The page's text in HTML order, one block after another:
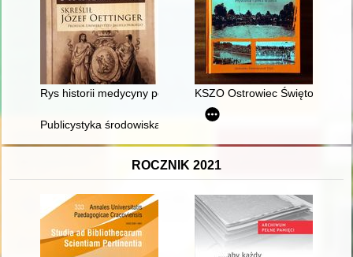
Rys historii medycyny powszechnej. Cz. 1,KSZO Ostrowiec Świętokrzyski
Publicystyka środowiska Niezależnej Grupy Politycznej i
ROCZNIK 2021